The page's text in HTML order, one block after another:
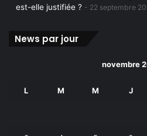
est-elle justifiée ?
22 septembre
News par jour
novembre
L M M J